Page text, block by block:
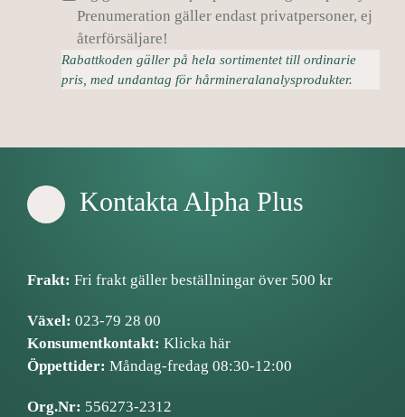
Prenumeration gäller endast privatpersoner, ej
återförsäljare!
Rabattkoden gäller på hela sortimentet till ordinarie
pris, med undantag för hårmineralanalysprodukter.
Kontakta Alpha Plus
Frakt: Fri frakt gäller beställningar över 500 kr
Växel: 023-79 28 00
Konsumentkontakt: Klicka här
Öppettider: Måndag-fredag 08:30-12:00
Org.Nr: 556273-2312